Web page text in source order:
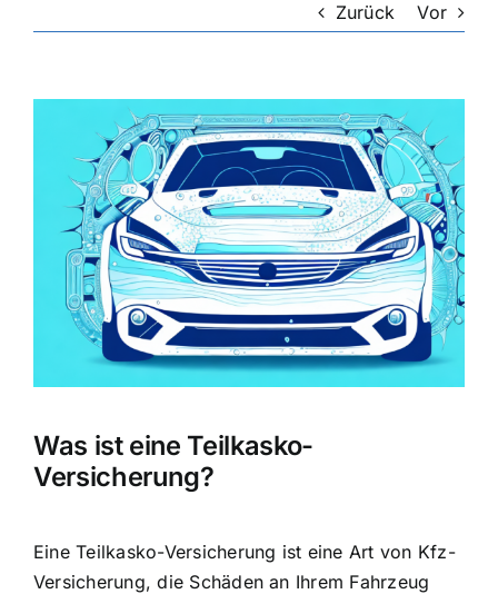
Zurück Vor
grösseres
Was ist eine Teilkasko-
Versicherung?
Eine Teilkasko-Versicherung ist eine Art von Kfz-
Versicherung, die Schäden an Ihrem Fahrzeug